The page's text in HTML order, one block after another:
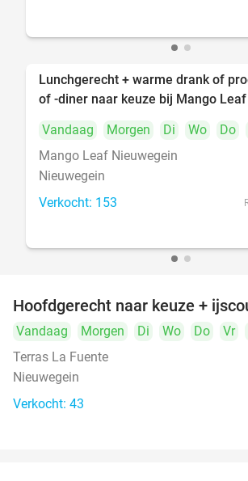
Lunchgerecht + warme drank of
of -diner naar keuze bij Mango Leaf
Vandaag
Morgen Di Wo Do
Mango Leaf Nieuwegein
Nieuwegein
Verkocht: 153
Hoofdgerecht naar keuze +
Vandaag Morgen Di Wo Do Vr
Terras La Fuente
Nieuwegein
Verkocht: 43